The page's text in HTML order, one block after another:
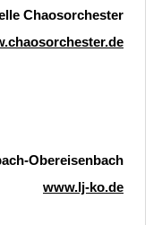
Chaosorchester
Obereisenbach
www.lj-ko.de